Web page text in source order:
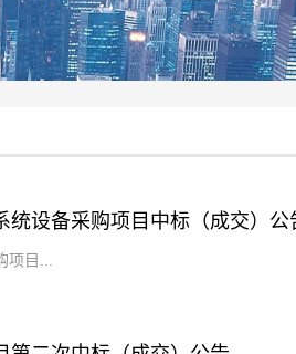
统设备采购项目中标（成交）公
目...